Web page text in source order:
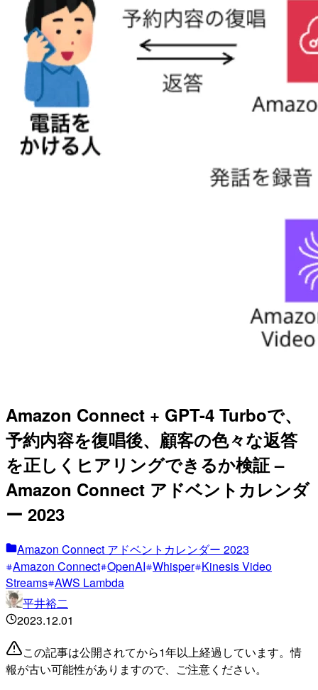
Amazon Connect + GPT-4 Turboで、
予約内容を復唱後、顧客の色々な返答
を正しくヒアリングできるか検証 –
Amazon Connect アドベントカレンダ
ー 2023
Amazon Connect アドベントカレンダー 2023
Amazon Connect OpenAI Whisper Kinesis Video
Streams AWS Lambda
平井裕二
2023.12.01
この記事は公開されてから1年以上経過しています。情
報が古い可能性がありますので、ご注意ください。